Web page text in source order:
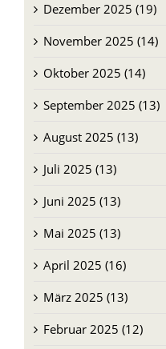
Dezember 2025 (19)
November 2025 (14)
Oktober 2025 (14)
September 2025 (13)
August 2025 (13)
Juli 2025 (13)
Juni 2025 (13)
Mai 2025 (13)
April 2025 (16)
März 2025 (13)
Februar 2025 (12)